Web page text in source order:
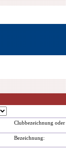
Clubbezeichnung
Bezeichnung: